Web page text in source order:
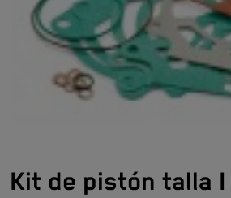
Kit de pistón talla I